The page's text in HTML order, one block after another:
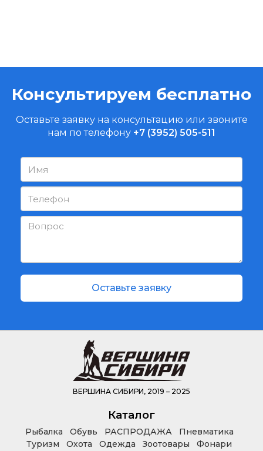
Консультируем бесплатно
Оставьте заявку на консультацию или звоните
нам по телефону +7 (3952) 505-511
Оставьте заявку
ВЕРШИНА СИБИРИ, 2019 – 2025
Каталог
Рыбалка Обувь РАСПРОДАЖА
Пневматика
Туризм
Охота Одежда Зоотовары
Фонари